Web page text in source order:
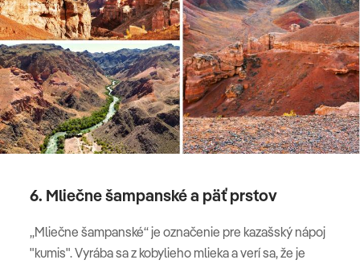
6. Mliečne šampanské a päť prstov
„Mliečne šampanské“ je označenie pre kazašský nápoj
"kumis".Vyrába sa z kobylieho mlieka a verí sa, že je